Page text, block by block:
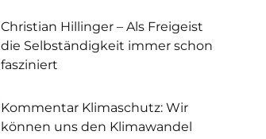
Christian Hillinger – Als Freigeist
die Selbständigkeit immer schon
fasziniert
Kommentar Klimaschutz: Wir
können uns den Klimawandel